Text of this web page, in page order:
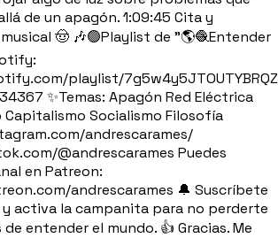
de un apagón. 1:09:45 Cita y
🤠 🎶🟢Playlist de "🌎🧶Entender
playlist/
✨Temas: Apagón Red Eléctrica
Capitalismo Socialismo Filosofía
andrescarames/
@andrescarames Puedes
en Patreon:
andrescarames 🔔 Suscríbete
y activa la campanita para no perderte
entender el mundo. 👍 Gracias. Me